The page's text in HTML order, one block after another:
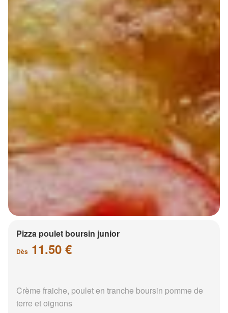
Pizza poulet boursin junior
Dès 11.50 €
Crème fraiche, poulet en tranche boursin pomme de
terre et oignons